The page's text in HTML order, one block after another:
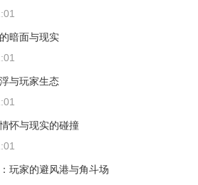
暗面与现实
与玩家生态
怀与现实的碰撞
玩家的避风港与角斗场